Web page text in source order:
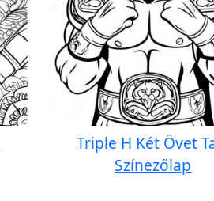
Triple H Két Övet
Színezőlap